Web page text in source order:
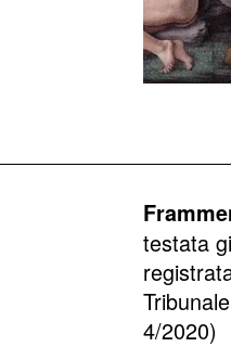
testata
4/2020)